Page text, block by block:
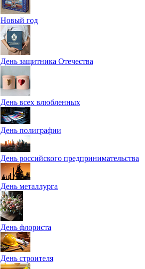
Новый год
День защитника Отечества
День всех влюбленных
День полиграфии
День российского предпринимательства
День металлурга
День флориста
День строителя